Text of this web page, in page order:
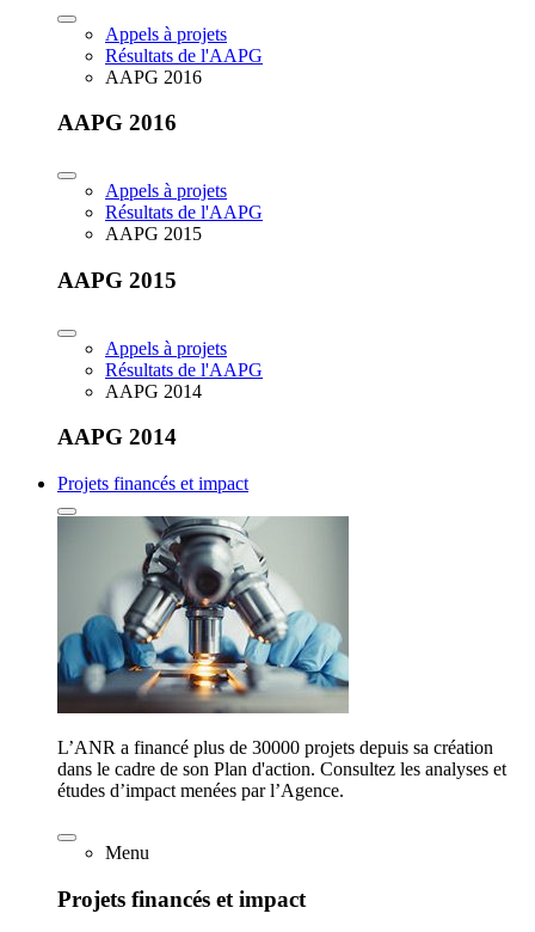
Appels à projets
Résultats de l'AAPG
AAPG 2016
AAPG 2016
Appels à projets
Résultats de l'AAPG
AAPG 2015
AAPG 2015
Appels à projets
Résultats de l'AAPG
AAPG 2014
AAPG 2014
Projets financés et impact
L’ANR a financé plus de 30000 projets depuis sa création
dans le cadre de son Plan d'action. Consultez les analyses et
études d’impact menées par l’Agence.
Menu
Projets financés et impact